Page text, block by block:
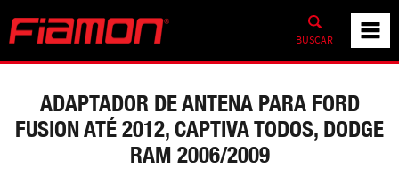
BUSCAR
ADAPTADOR DE ANTENA PARA FORD
FUSION ATÉ 2012, CAPTIVA TODOS, DODGE
RAM 2006/2009